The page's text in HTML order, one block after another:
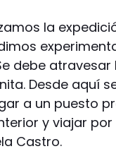
la
debe
Desde aquí
a un puesto
y viajar
Castro.